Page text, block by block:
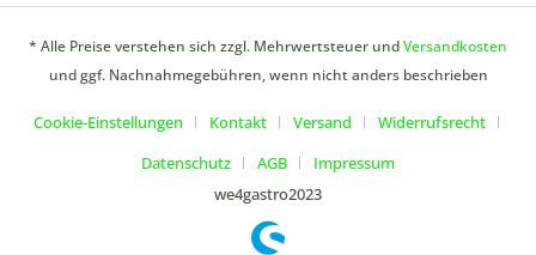
* Alle Preise verstehen sich zzgl. Mehrwertsteuer undVersandkosten
und ggf. Nachnahmegebühren, wenn nicht anders beschrieben
Cookie-Einstellungen Kontakt Versand
Widerrufsrecht
Datenschutz
AGB
Impressum
we4gastro2023